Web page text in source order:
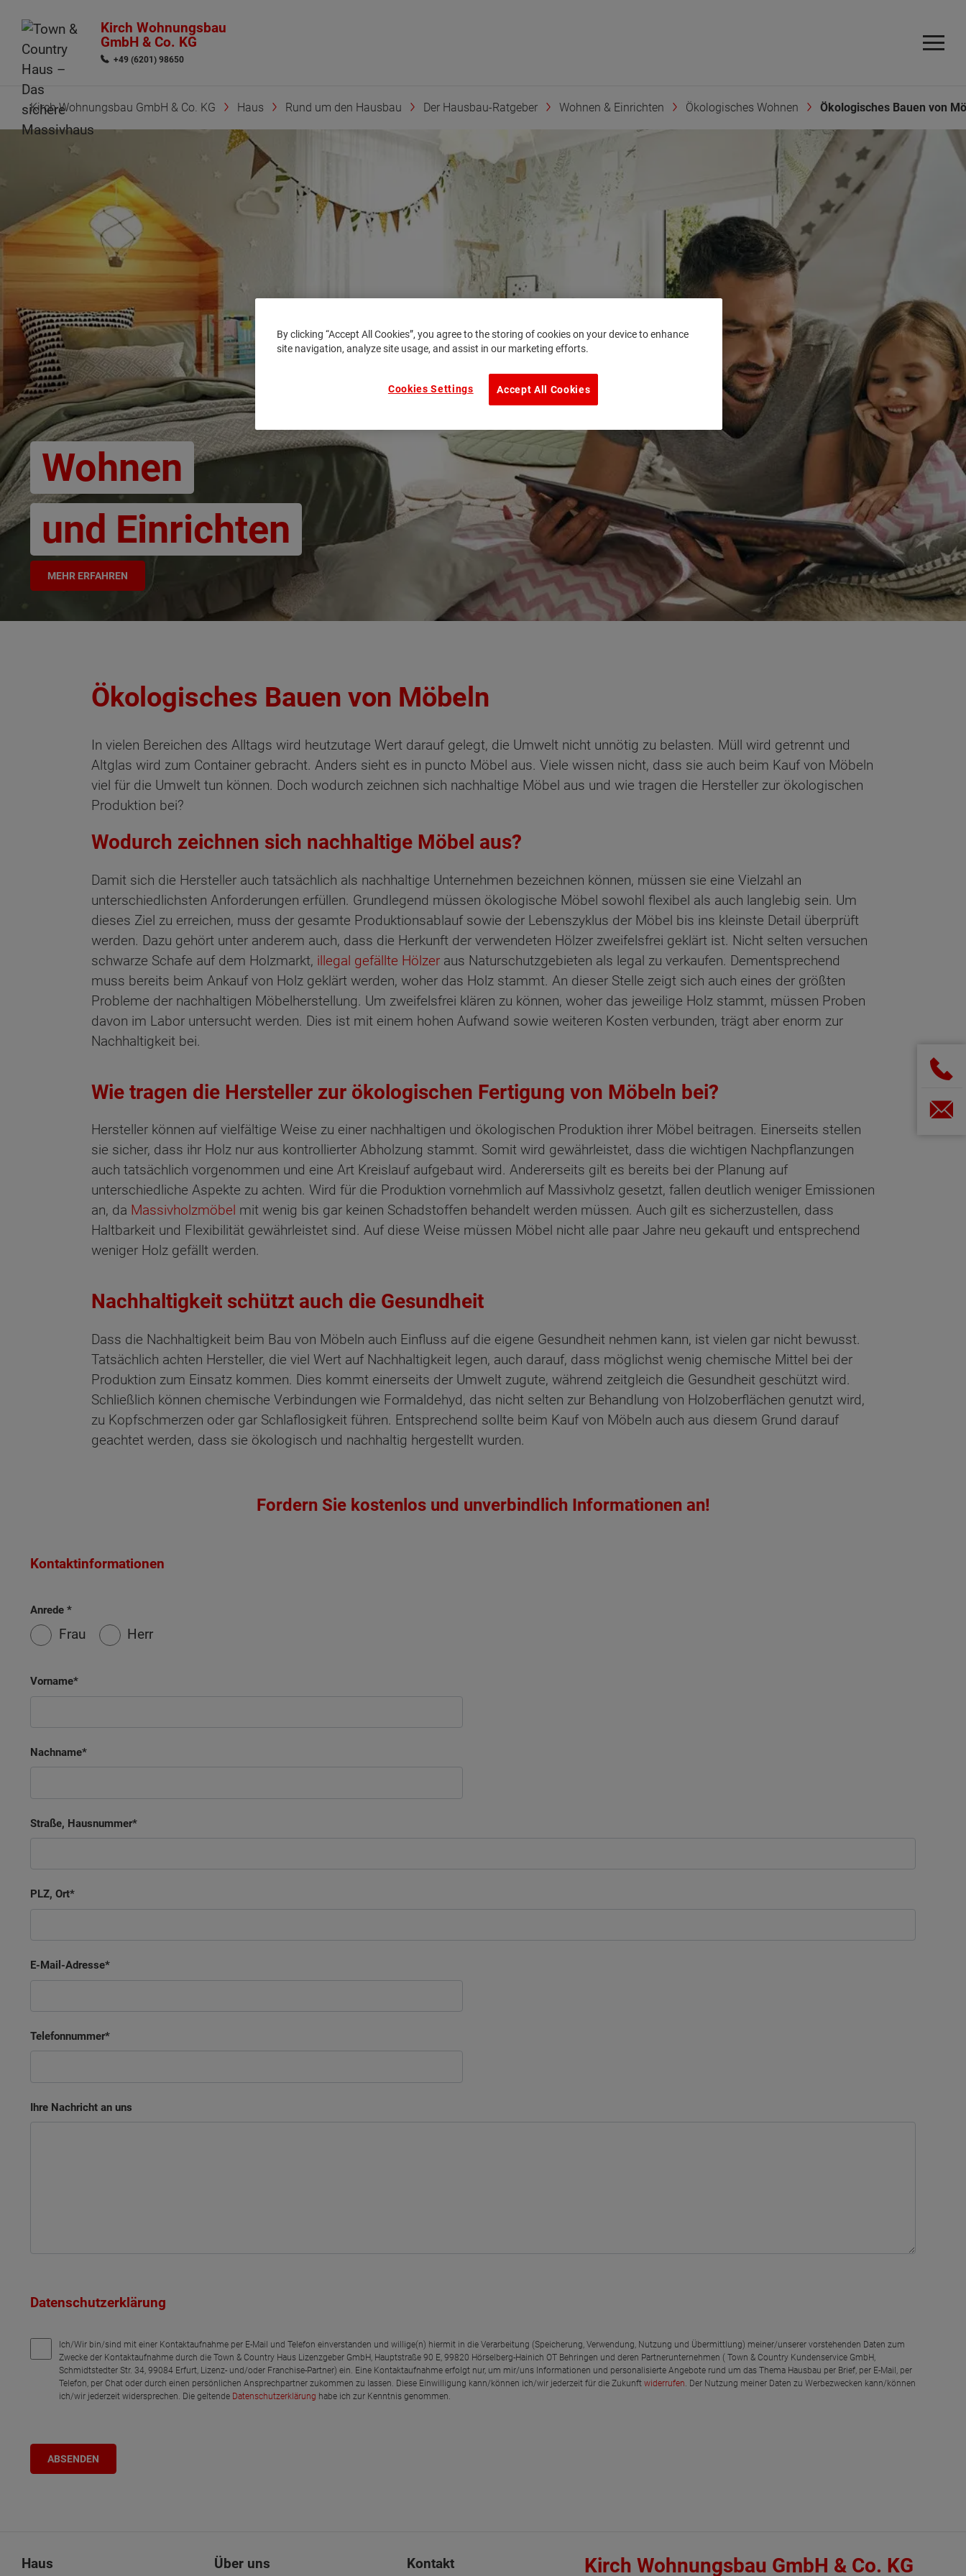
Kirch Wohnungsbau
GmbH & Co. KG
+49 (6201) 98650
Kirch Wohnungsbau GmbH & Co. KG Haus Rund um den Hausbau Der Hausbau-Ratgeber Wohnen & Einrichten Ökologisches Wohnen Ökologisches Bauen von
Wohnen
und Einrichten
MEHR ERFAHREN
Ökologisches Bauen von Möbeln
In vielen Bereichen des Alltags wird heutzutage Wert darauf gelegt, die Umwelt nicht unnötig zu belasten. Müll wird getrennt und
Altglas wird zum Container gebracht. Anders sieht es in puncto Möbel aus. Viele wissen nicht, dass sie auch beim Kauf von Möbeln
viel für die Umwelt tun können. Doch wodurch zeichnen sich nachhaltige Möbel aus und wie tragen die Hersteller zur ökologischen
Produktion bei?
Wodurch zeichnen sich nachhaltige Möbel aus?
Damit sich die Hersteller auch tatsächlich als nachhaltige Unternehmen bezeichnen können, müssen sie eine Vielzahl an
unterschiedlichsten Anforderungen erfüllen. Grundlegend müssen ökologische Möbel sowohl flexibel als auch langlebig sein. Um
dieses Ziel zu erreichen, muss der gesamte Produktionsablauf sowie der Lebenszyklus der Möbel bis ins kleinste Detail überprüft
werden. Dazu gehört unter anderem auch, dass die Herkunft der verwendeten Hölzer zweifelsfrei geklärt ist. Nicht selten versuchen
schwarze Schafe auf dem Holzmarkt, illegal gefällte Hölzer aus Naturschutzgebieten als legal zu verkaufen. Dementsprechend
muss bereits beim Ankauf von Holz geklärt werden, woher das Holz stammt. An dieser Stelle zeigt sich auch eines der größten
Probleme der nachhaltigen Möbelherstellung. Um zweifelsfrei klären zu können, woher das jeweilige Holz stammt, müssen Proben
davon im Labor untersucht werden. Dies ist mit einem hohen Aufwand sowie weiteren Kosten verbunden, trägt aber enorm zur
Nachhaltigkeit bei.
Wie tragen die Hersteller zur ökologischen Fertigung von Möbeln bei?
Hersteller können auf vielfältige Weise zu einer nachhaltigen und ökologischen Produktion ihrer Möbel beitragen. Einerseits stellen
sie sicher, dass ihr Holz nur aus kontrollierter Abholzung stammt. Somit wird gewährleistet, dass die wichtigen Nachpflanzungen
auch tatsächlich vorgenommen und eine Art Kreislauf aufgebaut wird. Andererseits gilt es bereits bei der Planung auf
unterschiedliche Aspekte zu achten. Wird für die Produktion vornehmlich auf Massivholz gesetzt, fallen deutlich weniger Emissionen
an, da Massivholzmöbel mit wenig bis gar keinen Schadstoffen behandelt werden müssen. Auch gilt es sicherzustellen, dass
Haltbarkeit und Flexibilität gewährleistet sind. Auf diese Weise müssen Möbel nicht alle paar Jahre neu gekauft und entsprechend
weniger Holz gefällt werden.
Nachhaltigkeit schützt auch die Gesundheit
Dass die Nachhaltigkeit beim Bau von Möbeln auch Einfluss auf die eigene Gesundheit nehmen kann, ist vielen gar nicht bewusst.
Tatsächlich achten Hersteller, die viel Wert auf Nachhaltigkeit legen, auch darauf, dass möglichst wenig chemische Mittel bei der
Produktion zum Einsatz kommen. Dies kommt einerseits der Umwelt zugute, während zeitgleich die Gesundheit geschützt wird.
Schließlich können chemische Verbindungen wie Formaldehyd, das nicht selten zur Behandlung von Holzoberflächen genutzt wird,
zu Kopfschmerzen oder gar Schlaflosigkeit führen. Entsprechend sollte beim Kauf von Möbeln auch aus diesem Grund darauf
geachtet werden, dass sie ökologisch und nachhaltig hergestellt wurden.
Fordern Sie kostenlos und unverbindlich Informationen an!
Kontaktinformationen
Anrede
Frau Herr
Vorname
Nachname
Straße, Hausnummer
PLZ, Ort
E-Mail-Adresse
Telefonnummer
Ihre Nachricht an uns
Datenschutzerklärung
Ich/Wir bin/sind mit einer Kontaktaufnahme per E-Mail und Telefon einverstanden und willige(n) hiermit in die Verarbeitung (Speicherung, Verwendung, Nutzung und Übermittlung) meiner/unserer vorstehenden Daten zum
Zwecke der Kontaktaufnahme durch die Town & Country Haus Lizenzgeber GmbH, Hauptstraße 90 E, 99820 Hörselberg-Hainich OT Behringen und deren Partnerunternehmen ( Town & Country Kundenservice GmbH,
Schmidtstedter Str. 34, 99084 Erfurt, Lizenz- und/oder Franchise-Partner) ein. Eine Kontaktaufnahme erfolgt nur, um mir/uns Informationen und personalisierte Angebote rund um das Thema Hausbau per Brief, per E-Mail, per
Telefon, per Chat oder durch einen persönlichen Ansprechpartner zukommen zu lassen. Diese Einwilligung kann/können ich/wir jederzeit für die Zukunft widerrufen. Der Nutzung meiner Daten zu Werbezwecken kann/können
ich/wir jederzeit widersprechen. Die geltende Datenschutzerklärung habe ich zur Kenntnis genommen.
Haus Über uns Kontakt Kirch Wohnungsbau GmbH & Co. KG
By clicking “Accept All Cookies”, you agree to the storing of cookies on your device to enhance
site navigation, analyze site usage, and assist in our marketing efforts.
Accept All Cookies
Cookies Settings